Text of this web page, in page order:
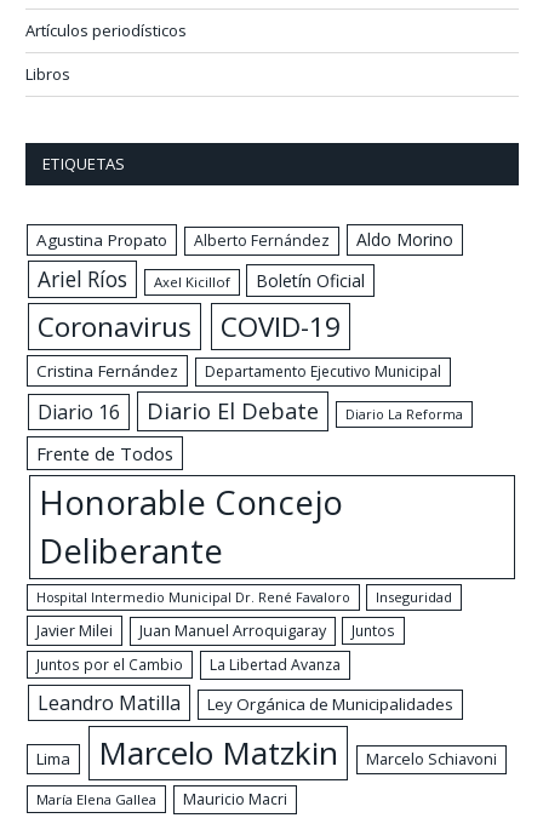
Artículos periodísticos
Libros
ETIQUETAS
Agustina Propato Alberto Fernández Aldo Morino
Ariel Ríos Axel Kicillof Boletín Oficial
Coronavirus COVID-19
Cristina Fernández Departamento Ejecutivo Municipal
Diario 16 Diario El Debate Diario La Reforma
Frente de Todos
Honorable Concejo
Deliberante
Hospital Intermedio Municipal Dr. René Favaloro Inseguridad
Javier Milei Juan Manuel Arroquigaray
Juntos
Juntos por el Cambio
La Libertad Avanza
Leandro Matilla Ley Orgánica de Municipalidades
Lima Marcelo Matzkin Marcelo Schiavoni
María Elena Gallea Mauricio Macri